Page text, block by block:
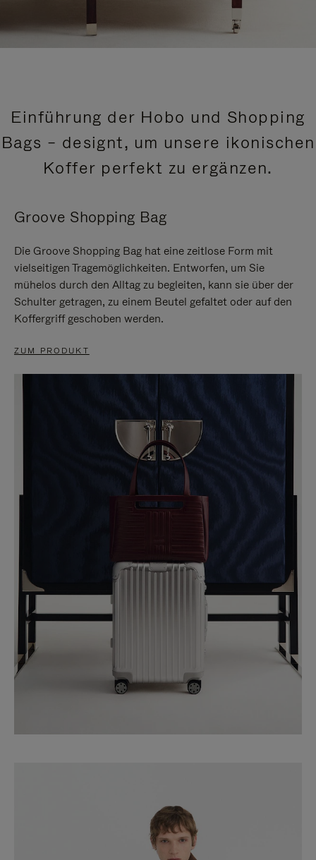
Einführung der Hobo und Shopping
Bags – designt, um unsere ikonischen
Koffer perfekt zu ergänzen.
Groove Shopping Bag
Die Groove Shopping Bag hat eine zeitlose Form mit
vielseitigen Tragemöglichkeiten. Entworfen, um Sie
mühelos durch den Alltag zu begleiten, kann sie über der
Schulter getragen, zu einem Beutel gefaltet oder auf den
Koffergriff geschoben werden.
ZUM PRODUKT